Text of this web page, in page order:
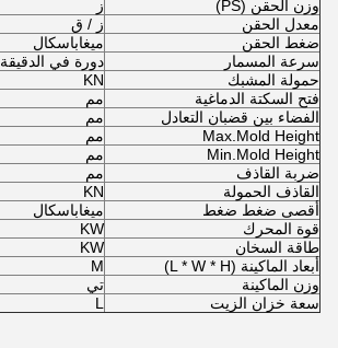
وزن الحقن (PS)
ز
معدل الحقن
ز / ق
ضغط الحقن
ميغاباسكال
سرعة المسمار
دورة في الدقيقة
حمولة المشبك
KN
فتح السكتة الدماغية
مم
الفضاء بين قضبان التعادل
مم
Max.Mold Height
مم
Min.Mold Height
مم
ضربة القاذف
مم
القاذف الحمولة
KN
أقصى ضغط ضغط
ميغاباسكال
قوة المحرك
KW
طاقة السخان
KW
أبعاد الماكينة (L * W * H)
M
وزن الماكينة
تي
سعة خزان الزيت
L